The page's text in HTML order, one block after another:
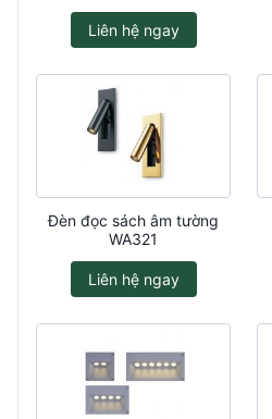
Liên hệ ngay
Đèn đọc sách âm tường
WA321
Liên hệ ngay